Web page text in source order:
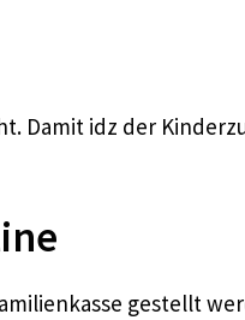
Damit idz der
gestellt